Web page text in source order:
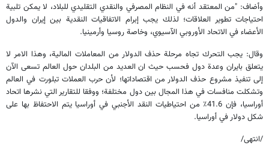
وأضاف: "من المعتقد أنه في النظام المصرفي والنقدي التقليدي للبلاد، لا يمكن تلبية
احتياجات تطوير العلاقات؛ لذلك يجب إبرام الاتفاقيات النقدية بين إيران والدول
الأعضاء في الاتحاد الأوروبي الآسيوي، وخاصة روسيا وأرمينيا.
وقال: يجب التحرك تجاه مرحلة حذف الدولار من المعاملات المالية، وهذا الامر لا
يتعلق بايران وعدة دول فحسب حيث ان العديد من البلدان حول العالم تسعى الآن
إلى تنفيذ مشروع حذف الدولار من اقتصاداتها؛ لأن حرب العملات تبلورت في العالم
وتشكلت منافسات في هذا المجال بين دول مختلفة؛ ووفقا للتقارير التي نشرها اتحاد
أوراسيا، فإن 41.6٪ من احتياطيات النقد الأجنبي في أوراسيا يتم الاحتفاظ بها على
شكل دولار في أوراسيا.
/انتهى/